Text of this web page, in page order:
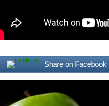
Share on Facebook